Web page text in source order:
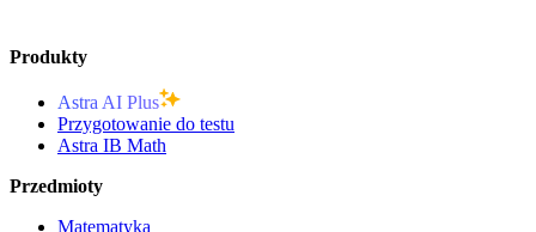
Produkty
Astra AI Plus
Przygotowanie do testu
Astra IB Math
Przedmioty
Matematyka